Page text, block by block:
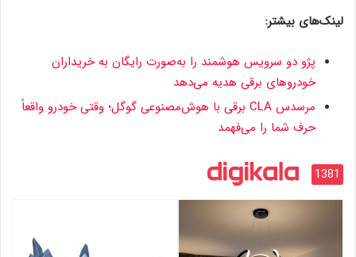
لینک‌های بیشتر:
پژو دو سرویس هوشمند را به‌صورت رایگان به خریداران
خودروهای برقی هدیه می‌دهد
مرسدس CLA برقی با هوش‌مصنوعی گوگل؛ وقتی خودرو واقعاً
حرف شما را می‌فهمد
1381